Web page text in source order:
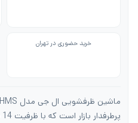
خرید حضوری در تهران